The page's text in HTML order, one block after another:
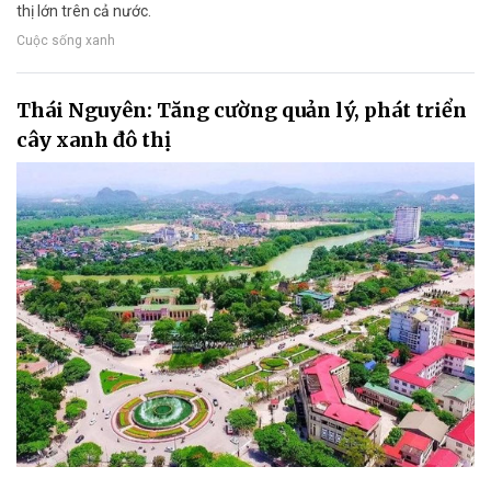
thị lớn trên cả nước.
Cuộc sống xanh
Thái Nguyên: Tăng cường quản lý, phát triển
cây xanh đô thị